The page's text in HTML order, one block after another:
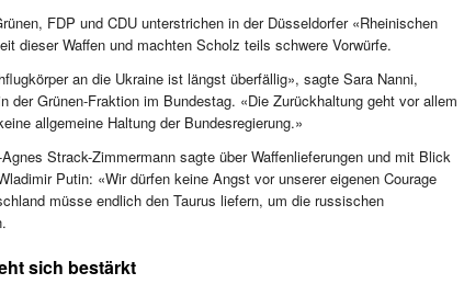
FDP und CDU unterstrichen in der Düsseldorfer «Rheinischen
dieser Waffen und machten Scholz teils schwere Vorwürfe.
an die Ukraine ist längst überfällig», sagte Sara Nanni,
der Grünen-Fraktion im Bundestag. «Die Zurückhaltung geht vor allem
allgemeine Haltung der Bundesregierung.»
Strack-Zimmermann sagte über Waffenlieferungen und mit Blick
Putin: «Wir dürfen keine Angst vor unserer eigenen Courage
müsse endlich den Taurus liefern, um die russischen
sich bestärkt